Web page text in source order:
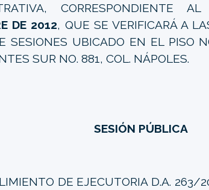
CORRESPONDIENTE AL
DE 2012, QUE SE VERIFICARÁ A
SESIONES UBICADO EN EL PISO
SUR NO. 881, COL. NÁPOLES.
SESIÓN PÚBLICA
DE EJECUTORIA D.A. 263/